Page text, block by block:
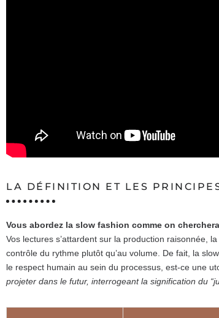
LA DÉFINITION ET LES
Vous abordez la slow fashion comme on
Vos lectures s’attardent sur la production raisonnée,
contrôle du rythme plutôt qu’au volume. De fait, la
le respect humain au sein du processus, est-ce une
projeter dans le futur, interrogeant la signification du